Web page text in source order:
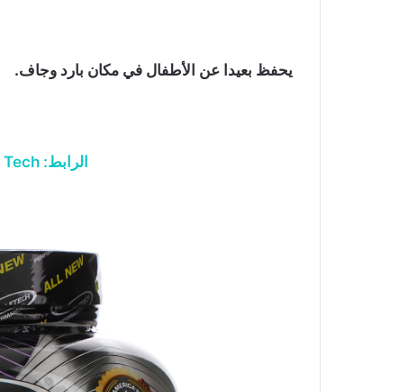
يحفظ بعيدا عن الأطفال في مكان بارد وجاف.
الرابط: Mass Tech من Muscletech